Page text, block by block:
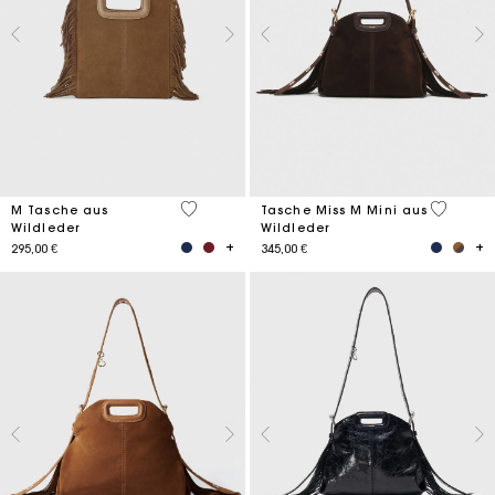
M Tasche aus
Wildleder
295,00 €
5 out of 5 Customer Rating
Tasche Miss M Mini aus
Wildleder
345,00 €
5 out of